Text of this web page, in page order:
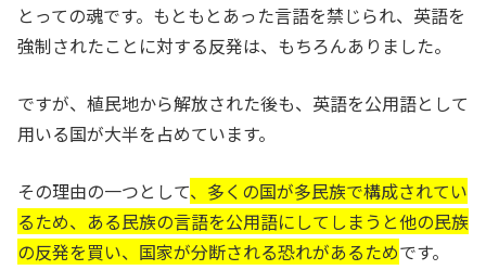
とっての魂です。もともとあった言語を禁じられ、英語を
強制されたことに対する反発は、もちろんありました。
ですが、植民地から解放された後も、英語を公用語として
用いる国が大半を占めています。
その理由の一つとして、多くの国が多民族で構成されてい
るため、ある民族の言語を公用語にしてしまうと他の民族
の反発を買い、国家が分断される恐れがあるためです。